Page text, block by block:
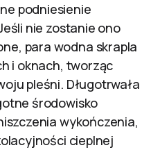
podniesienie
nie zostanie ono
para wodna skrapla
i oknach, tworząc
pleśni. Długotrwała
środowisko
wykończenia,
cieplnej